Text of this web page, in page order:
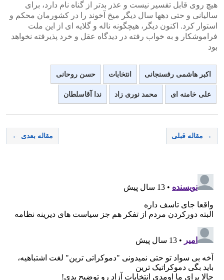
هیچ روی قابل تفسیر نیست و عذر بدتر از گناه نام دارد، برای
سالیانی و حتی دهها سال دیگر میخ آخوند را در کشورمان محکم و
استوار کرد. اکنون دیگر، هیچگونه ناله و گلایه ای از این ملت
فراموشکار و به خواب رفته در دیدگاه عقل و خرد پذیرفته نخواهد
بود
اکبر هاشمی رفسنجانی انتخابات حسن روحانی
علی خامنه ای محمد نوری زاد ندا آقاسلطان
→ مقاله قبلی مقاله بعدی ←